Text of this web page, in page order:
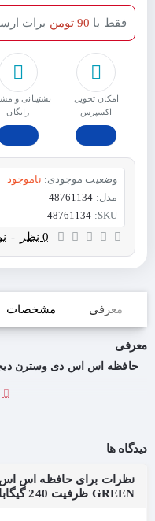
امکان تحویل
اکسپرس
پشتیبانی و
رایگان
فقط با 90 تومن برات
وضعیت موجودی: ناموجود
مدل: 48761134
SKU:
48761134
0 نظر -
معرفی مشخصات
معرفی
دیدگاه ها
GREEN ظرفیت 240 گیگابایت